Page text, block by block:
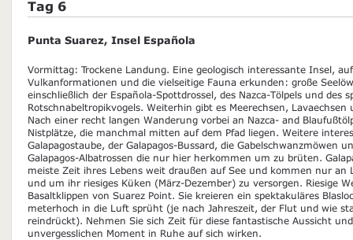
Tag 6
Punta Suarez, Insel Española
Vormittag: Trockene Landung. Eine geologisch interessante Insel,
Vulkanformationen und die vielseitige Fauna erkunden: große
einschließlich der Española-Spottdrossel, des Nazca-Tölpels und des
Rotschnabeltropikvogels. Weiterhin gibt es Meerechsen,
Nach einer recht langen Wanderung vorbei an Nazca- and
Nistplätze, die manchmal mitten auf dem Pfad liegen. Weitere
Galapagostaube, der Galapagos-Bussard, die Gabelschwanzmöwen
Galapagos-Albatrossen die nur hier herkommen um zu brüten.
meiste Zeit ihres Lebens weit draußen auf See und kommen nur an
und um ihr riesiges Küken (März-Dezember) zu versorgen. Riesige
Basaltklippen von Suarez Point. Sie kreieren ein spektakuläres
meterhoch in die Luft sprüht (je nach Jahreszeit, der Flut und wie
reindrückt). Nehmen Sie sich Zeit für diese fantastische Aussicht
unvergesslichen Moment in Ruhe auf sich wirken.